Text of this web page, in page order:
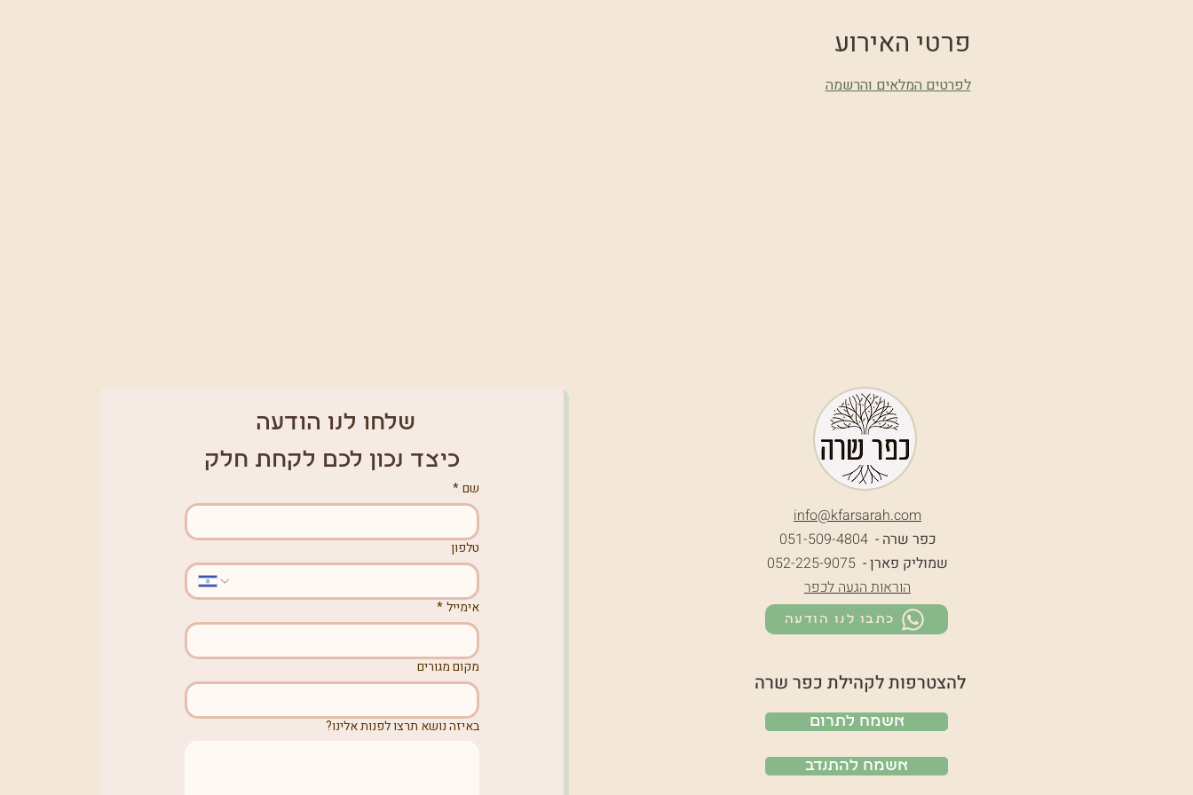
פרטי האירוע
לפרטים המלאים והרשמה
שלחו לנו הודעה
כיצד נכון לכם לקחת חלק
שם*
טלפון
אימייל*
מקום מגורים
באיזה נושא תרצו לפנות אלינו?
info@kfarsarah.com
כפר שרה -051-509-4804
שמוליק פארן - 052-225-9075
הוראות הגעה לכפר
כתבו לנו הודעה
להצטרפות לקהילת כפר שרה
אשמח לתרום
אשמח להתנדב